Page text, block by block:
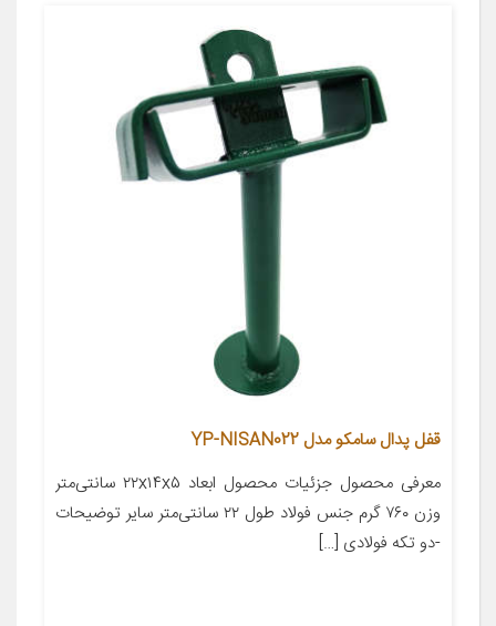
قفل پدال سامکو مدل YP-NISAN022
معرفی محصول جزئیات محصول ابعاد ۲۲x۱۴x۵ سانتی‌متر
وزن ۷۶۰ گرم جنس فولاد طول ۲۲ سانتی‌متر سایر توضیحات
-دو تکه فولادی […]